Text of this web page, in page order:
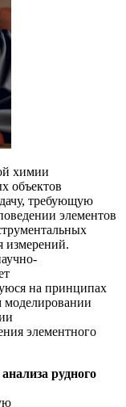
химии
объектов
требующую
элементов
измерений.
на принципах
моделировании
элементного
рудного